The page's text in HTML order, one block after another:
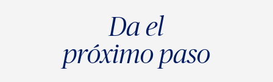
Da el
próximo paso